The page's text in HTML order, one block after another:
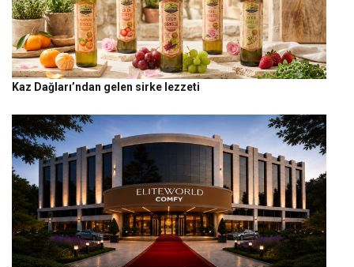
Kaz Dağları’ndan gelen sirke lezzeti